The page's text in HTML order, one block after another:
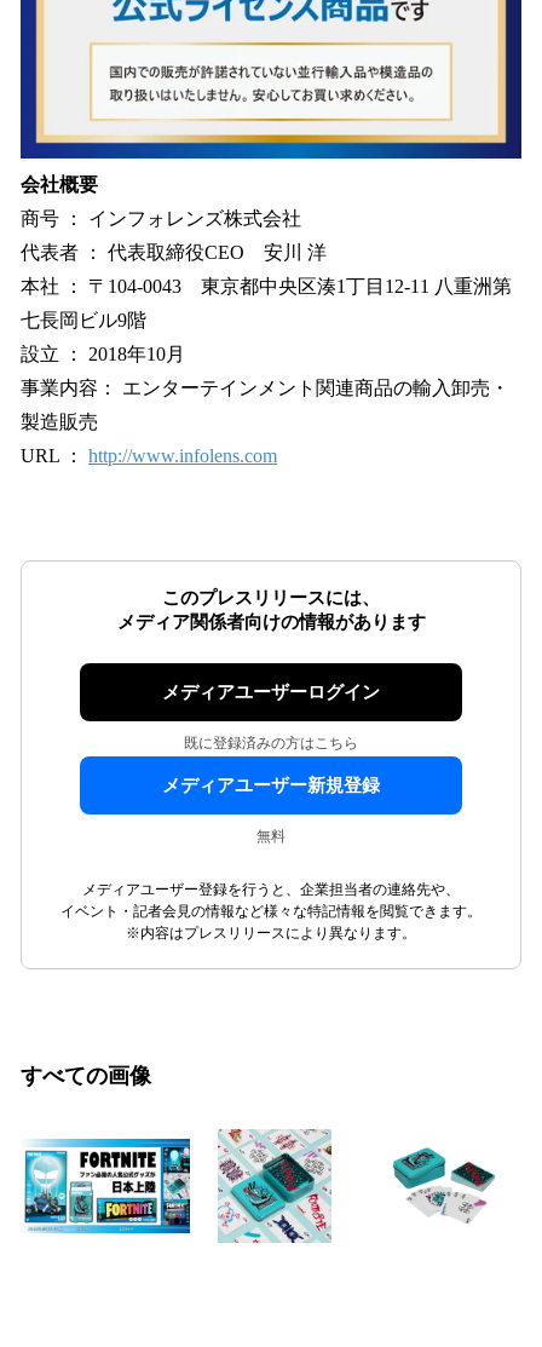
会社概要
商号 ： インフォレンズ株式会社
代表者 ： 代表取締役CEO 安川 洋
本社 ： 〒104-0043 東京都中央区湊1丁目12-11 八重洲第
七長岡ビル9階
設立 ： 2018年10月
事業内容： エンターテインメント関連商品の輸入卸売・
製造販売
URL ： http://www.infolens.com
このプレスリリースには、
メディア関係者向けの情報があります
メディアユーザーログイン
既に登録済みの方はこちら
メディアユーザー新規登録
無料
メディアユーザー登録を行うと、企業担当者の連絡先や、
イベント・記者会見の情報など様々な特記情報を閲覧できます。
※内容はプレスリリースにより異なります。
すべての画像